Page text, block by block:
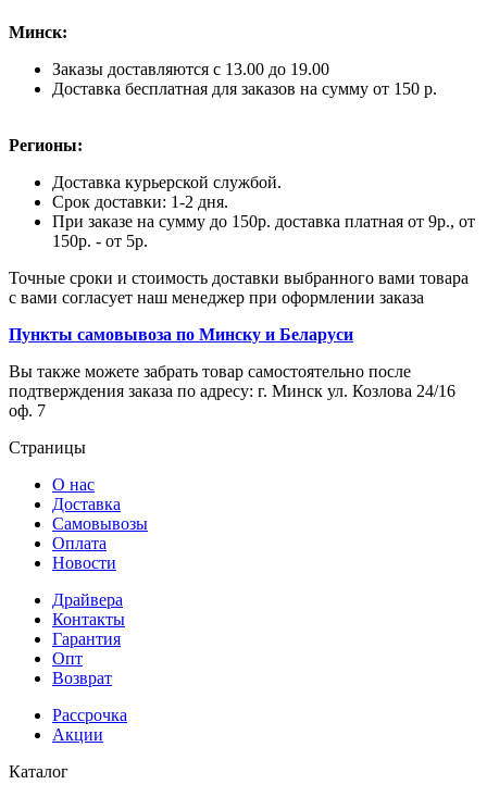
Минск:
Заказы доставляются с 13.00 до 19.00
Доставка бесплатная для заказов на сумму от 150 р.
Регионы:
Доставка курьерской службой.
Срок доставки: 1-2 дня.
При заказе на сумму до 150р. доставка платная от 9р., от
150р. - от 5р.
Точные сроки и стоимость доставки выбранного вами товара
с вами согласует наш менеджер при оформлении заказа
Пункты самовывоза по Минску и Беларуси
Вы также можете забрать товар самостоятельно после
подтверждения заказа по адресу: г. Минск ул. Козлова 24/16
оф. 7
Страницы
О нас
Доставка
Самовывозы
Оплата
Новости
Драйвера
Контакты
Гарантия
Опт
Возврат
Рассрочка
Акции
Каталог